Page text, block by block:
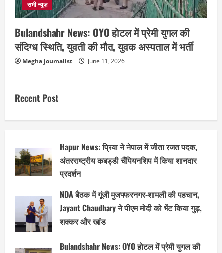
सभी न्यूज़
Bulandshahr News: OYO होटल में प्रेमी युगल की
संदिग्ध स्थिति, युवती की मौत, युवक अस्पताल में भर्ती
Megha Journalist June 11, 2026
Recent Post
Hapur News: प्रिया ने नेपाल में जीता रजत पदक,
अंतरराष्ट्रीय कबड्डी चैंपियनशिप में किया शानदार
प्रदर्शन
NDA बैठक में गूंजी मुजफ्फरनगर-शामली की पहचान,
Jayant Chaudhary ने पीएम मोदी को भेंट किया गुड़,
शक्कर और खांड
Bulandshahr News: OYO होटल में प्रेमी युगल की